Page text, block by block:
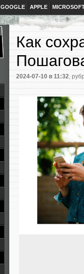
GOOGLE APPLE
Как
2024-07-10 в 11:32,